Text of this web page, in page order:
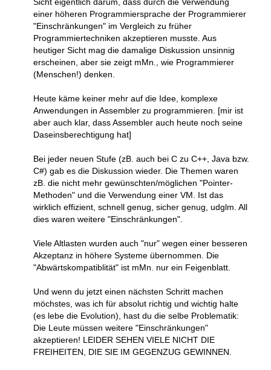
einer höheren Programmiersprache der Programmierer
"Einschränkungen" im Vergleich zu früher
Programmiertechniken akzeptieren musste. Aus
heutiger Sicht mag die damalige Diskussion unsinnig
erscheinen, aber sie zeigt mMn., wie Programmierer
(Menschen!) denken.
Heute käme keiner mehr auf die Idee, komplexe
Anwendungen in Assembler zu programmieren. [mir ist
aber auch klar, dass Assembler auch heute noch seine
Daseinsberechtigung hat]
Bei jeder neuen Stufe (zB. auch bei C zu C++, Java bzw.
C#) gab es die Diskussion wieder. Die Themen waren
zB. die nicht mehr gewünschten/möglichen "Pointer-
Methoden" und die Verwendung einer VM. Ist das
wirklich effizient, schnell genug, sicher genug, udglm. All
dies waren weitere "Einschränkungen".
Viele Altlasten wurden auch "nur" wegen einer besseren
Akzeptanz in höhere Systeme übernommen. Die
"Abwärtskompatiblität" ist mMn. nur ein Feigenblatt.
Und wenn du jetzt einen nächsten Schritt machen
möchstes, was ich für absolut richtig und wichtig halte
(es lebe die Evolution), hast du die selbe Problematik:
Die Leute müssen weitere "Einschränkungen"
akzeptieren! LEIDER SEHEN VIELE NICHT DIE
FREIHEITEN, DIE SIE IM GEGENZUG GEWINNEN.